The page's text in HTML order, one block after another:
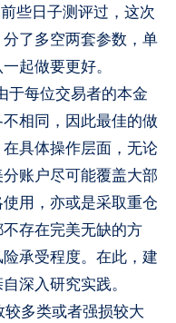
些日子测评过，这次
了多空两套参数，单
起做要更好。
每位交易者的本金
相同，因此最佳的做
具体操作层面，无论
账户尽可能覆盖大部
用，亦或是采取重仓
存在完美无缺的方
承受程度。在此，建
深入研究实践。